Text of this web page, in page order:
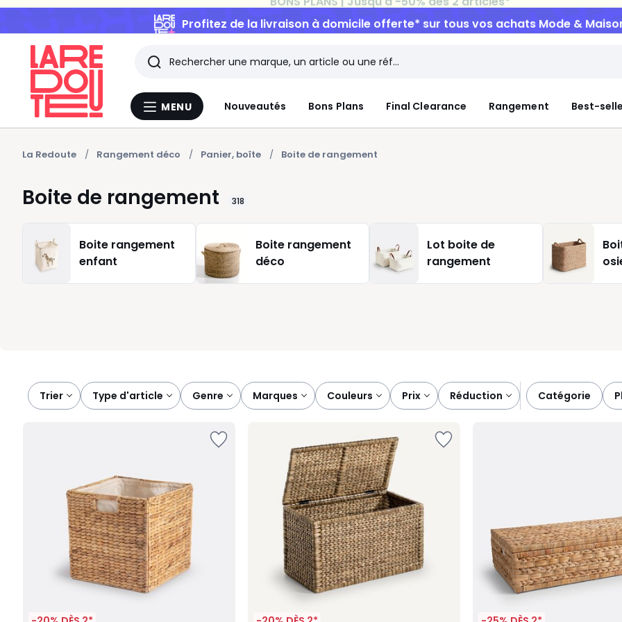
Profitez de la livraison à domicile offerte* sur tous vos achats Mode & Maison
Menu
MENU Nouveautés Bons Plans Final Clearance Rangement Best-
Rechercher
Les
derniers
articles
consultés
La Redoute Rangement déco Panier, boîte Boite de rangement
Boite de rangement 318
Boite rangement
enfant
Boite rangement
déco
Lot boite de
rangement
Trier
type d'article genre marques couleurs prix réduction catégorie